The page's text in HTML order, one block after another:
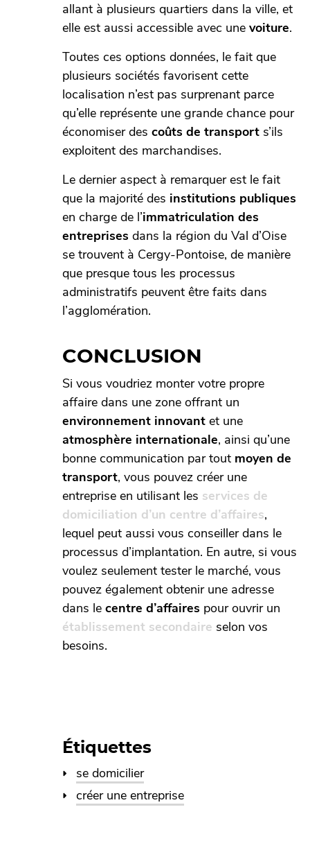
allant à plusieurs quartiers dans la ville, et
elle est aussi accessible avec une voiture.
Toutes ces options données, le fait que
plusieurs sociétés favorisent cette
localisation n’est pas surprenant parce
qu’elle représente une grande chance pour
économiser des coûts de transport s’ils
exploitent des marchandises.
Le dernier aspect à remarquer est le fait
que la majorité des institutions publiques
en charge de l’immatriculation des
entreprises dans la région du Val d’Oise
se trouvent à Cergy-Pontoise, de manière
que presque tous les processus
administratifs peuvent être faits dans
l’agglomération.
CONCLUSION
Si vous voudriez monter votre propre
affaire dans une zone offrant un
environnement innovant et une
atmosphère internationale, ainsi qu’une
bonne communication par tout moyen de
transport, vous pouvez créer une
entreprise en utilisant les services de
domiciliation d’un centre d’affaires,
lequel peut aussi vous conseiller dans le
processus d’implantation. En autre, si vous
voulez seulement tester le marché, vous
pouvez également obtenir une adresse
dans le centre d’affaires pour ouvrir un
établissement secondaire selon vos
besoins.
Étiquettes
se domicilier
créer une entreprise